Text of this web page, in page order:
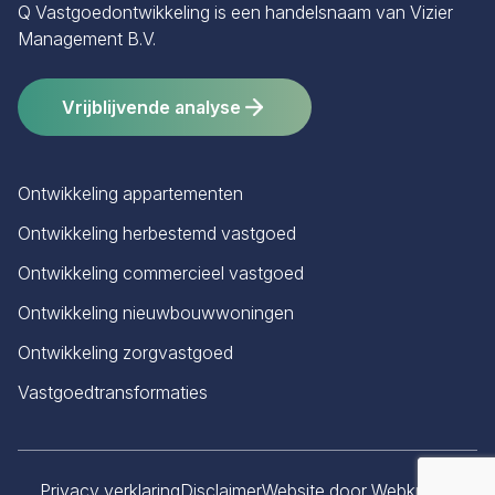
Q Vastgoedontwikkeling is een handelsnaam van Vizier
Management B.V.
Vrijblijvende analyse
Ontwikkeling appartementen
Ontwikkeling herbestemd vastgoed
Ontwikkeling commercieel vastgoed
Ontwikkeling nieuwbouwwoningen
Ontwikkeling zorgvastgoed
Vastgoedtransformaties
Privacy verklaringDisclaimerWebsite door Webkracht